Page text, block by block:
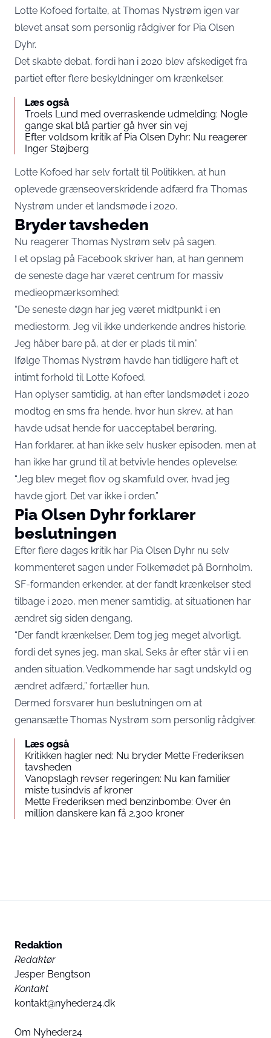
Lotte Kofoed fortalte, at Thomas Nystrøm igen var
blevet ansat som personlig rådgiver for Pia Olsen
Dyhr.
Det skabte debat, fordi han i 2020 blev afskediget fra
partiet efter flere beskyldninger om krænkelser.
Læs også
Troels Lund med overraskende udmelding: Nogle
gange skal blå partier gå hver sin vej
Efter voldsom kritik af Pia Olsen Dyhr: Nu reagerer
Inger Støjberg
Lotte Kofoed har selv fortalt til Politikken, at hun
oplevede grænseoverskridende adfærd fra Thomas
Nystrøm under et landsmøde i 2020.
Bryder tavsheden
Nu reagerer Thomas Nystrøm selv på sagen.
I et opslag på Facebook skriver han, at han gennem
de seneste dage har været centrum for massiv
medieopmærksomhed:
“De seneste døgn har jeg været midtpunkt i en
mediestorm. Jeg vil ikke underkende andres historie.
Jeg håber bare på, at der er plads til min.”
Ifølge Thomas Nystrøm havde han tidligere haft et
intimt forhold til Lotte Kofoed.
Han oplyser samtidig, at han efter landsmødet i 2020
modtog en sms fra hende, hvor hun skrev, at han
havde udsat hende for uacceptabel berøring.
Han forklarer, at han ikke selv husker episoden, men at
han ikke har grund til at betvivle hendes oplevelse:
“Jeg blev meget flov og skamfuld over, hvad jeg
havde gjort. Det var ikke i orden.”
Pia Olsen Dyhr forklarer
beslutningen
Efter flere dages kritik har Pia Olsen Dyhr nu selv
kommenteret sagen under Folkemødet på Bornholm.
SF-formanden erkender, at der fandt krænkelser sted
tilbage i 2020, men mener samtidig, at situationen har
ændret sig siden dengang.
“Der fandt krænkelser. Dem tog jeg meget alvorligt,
fordi det synes jeg, man skal. Seks år efter står vi i en
anden situation. Vedkommende har sagt undskyld og
ændret adfærd,” fortæller hun.
Dermed forsvarer hun beslutningen om at
genansætte Thomas Nystrøm som personlig rådgiver.
Læs også
Kritikken hagler ned: Nu bryder Mette Frederiksen
tavsheden
Vanopslagh revser regeringen: Nu kan familier
miste tusindvis af kroner
Mette Frederiksen med benzinbombe: Over én
million danskere kan få 2.300 kroner
Redaktion
Redaktør
Jesper Bengtson
Kontakt
kontakt@nyheder24.dk
Om Nyheder24